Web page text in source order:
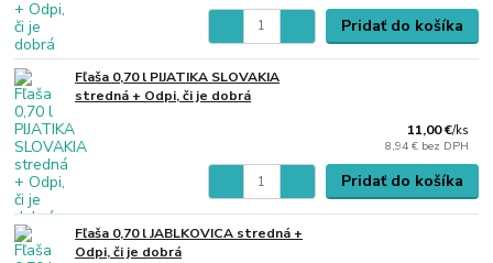
Pridať do košíka
Fľaša 0,70 l PIJATIKA SLOVAKIA
stredná + Odpi, či je dobrá
11,00 €/ks
8,94 € bez DPH
Pridať do košíka
Fľaša 0,70 l JABLKOVICA stredná +
Odpi, či je dobrá